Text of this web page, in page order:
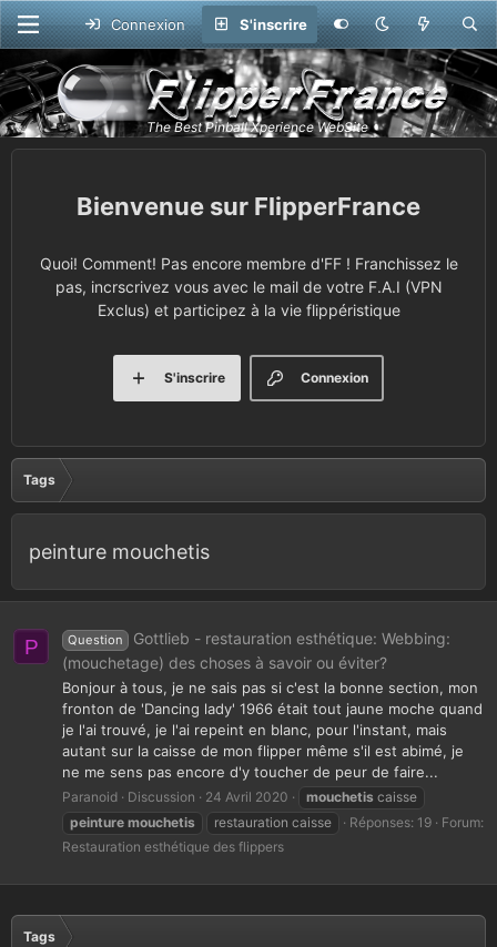
Connexion S'inscrire
FlipperFrance
Quoi! Comment! Pas encore membre d'FF ! Franchissez le
pas, incrscrivez vous avec le mail de votre F.A.I (VPN
Exclus) et participez à la vie flippéristique
Connexion
S'inscrire
Tags
peinture mouchetis
P Question
Gottlieb - restauration esthétique: Webbing:
(mouchetage) des choses à savoir ou éviter?
Bonjour à tous, je ne sais pas si c'est la bonne section, mon
fronton de 'Dancing lady' 1966 était tout jaune moche quand
je l'ai trouvé, je l'ai repeint en blanc, pour l'instant, mais
autant sur la caisse de mon flipper même s'il est abimé, je
ne me sens pas encore d'y toucher de peur de faire...
Paranoid Discussion 24 Avril 2020 mouchetis caisse
peinture mouchetis restauration caisse Réponses: 19
Forum:
Restauration esthétique des flippers
Tags